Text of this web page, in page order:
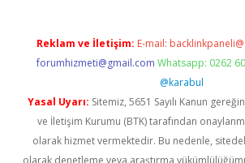
Reklam ve İletişim: E-mail:
forumhizmeti@gmail.com Whatsapp: 0262
@karabul
Yasal Uyarı: Sitemiz, 5651 Sayılı Kanun
ve İletişim Kurumu (BTK) tarafından
olarak hizmet vermektedir. Bu nedenle,
olarak denetleme veya araştırma